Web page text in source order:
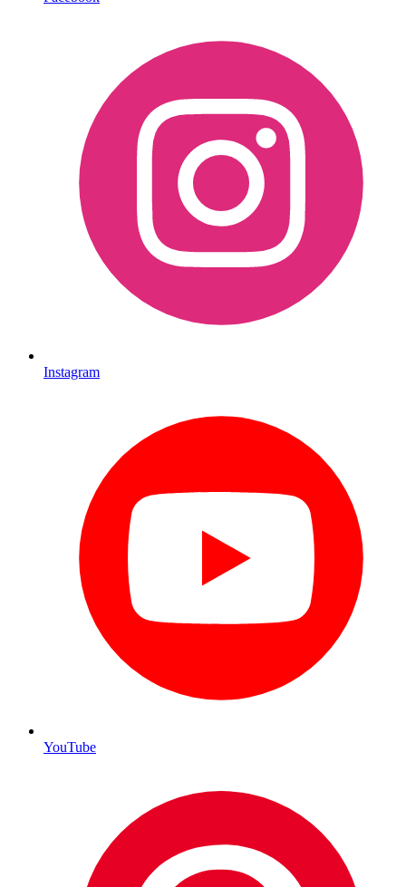
Instagram
YouTube